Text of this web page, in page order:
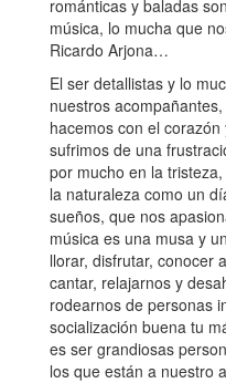
románticas y baladas
música, lo mucha que
Ricardo Arjona…
El ser detallistas y lo
nuestros
hacemos con el
sufrimos de una
por mucho en la
la naturaleza como un
sueños, que nos
música es una musa y
llorar, disfrutar, conocer
cantar, relajarnos y
rodearnos de personas
socialización buena tu
es ser grandiosas
los que están a nuestro